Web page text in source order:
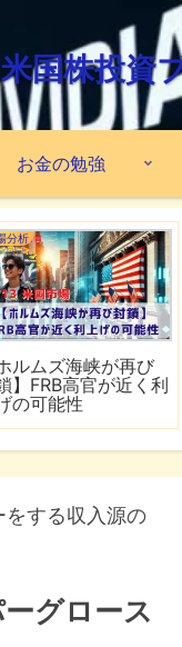
国株投資
お金の勉強
分析
ホルムズ海峡が再び
】FRB高官が近く利
の可能性
する収入源の
グロース